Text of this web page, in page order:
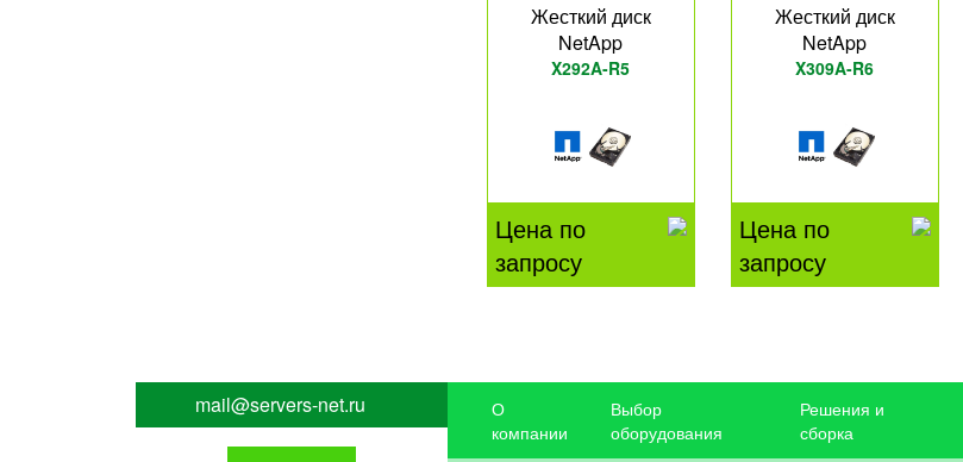
Жесткий диск
NetApp
X292A-R5
Цена по
запросу
Жесткий диск
NetApp
X309A-R6
Цена по
запросу
mail@servers-net.ru
О
компании
Выбор
оборудования
Решения и
сборка